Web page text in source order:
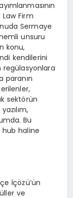
Firm
Sermaye
unsuru
konu,
kendilerini
paranın
sektörün
Bu
hub haline
İçözü’ün
ve